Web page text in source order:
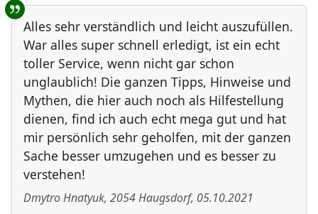
Alles sehr verständlich und leicht auszufüllen.
War alles super schnell erledigt, ist ein echt
toller Service, wenn nicht gar schon
unglaublich! Die ganzen Tipps, Hinweise und
Mythen, die hier auch noch als Hilfestellung
dienen, find ich auch echt mega gut und hat
mir persönlich sehr geholfen, mit der ganzen
Sache besser umzugehen und es besser zu
verstehen!
Dmytro Hnatyuk, 2054Haugsdorf, 05.10.2021